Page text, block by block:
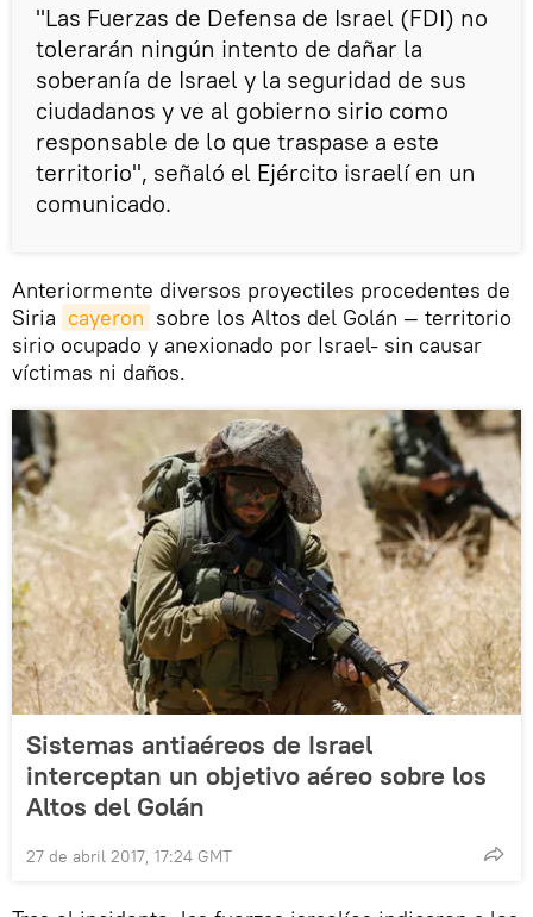
"Las Fuerzas de Defensa de Israel (FDI) no
tolerarán ningún intento de dañar la
soberanía de Israel y la seguridad de sus
ciudadanos y ve al gobierno sirio como
responsable de lo que traspase a este
territorio", señaló el Ejército israelí en un
comunicado.
Anteriormente diversos proyectiles procedentes de
Siria cayeron sobre los Altos del Golán — territorio
sirio ocupado y anexionado por Israel- sin causar
víctimas ni daños.
Sistemas antiaéreos de Israel
interceptan un objetivo aéreo sobre los
Altos del Golán
27 de abril 2017, 17:24 GMT